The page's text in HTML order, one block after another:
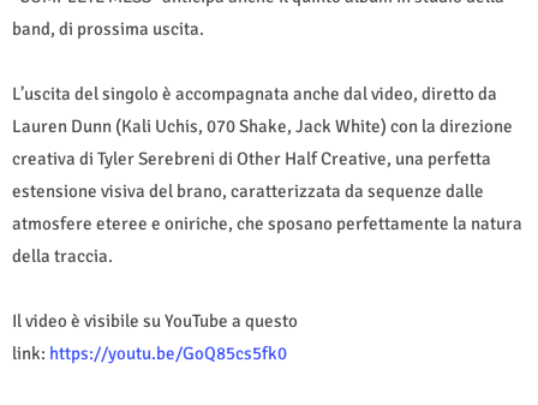
band, di prossima uscita.
L’uscita del singolo è accompagnata anche dal video, diretto da
Lauren Dunn (Kali Uchis, 070 Shake, Jack White) con la direzione
creativa di Tyler Serebreni di Other Half Creative, una perfetta
estensione visiva del brano, caratterizzata da sequenze dalle
atmosfere eteree e oniriche, che sposano perfettamente la natura
della traccia.
Il video è visibile su YouTube a questo
link: https://youtu.be/GoQ85cs5fk0